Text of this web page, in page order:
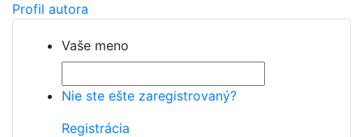
Profil autora
Vaše meno
Nie ste ešte zaregistrovaný?
Registrácia